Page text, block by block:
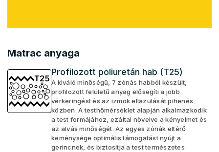
Matrac anyaga
Profilozott poliuretán hab (T25)
A kiváló minőségű, 7 zónás habból készült,
profilozott felületű anyag elősegíti a jobb
vérkeringést és az izmok ellazulását pihenés
közben. A testhőmérséklet alapján alkalmazkodik
a test formájához, ezáltal növelve a kényelmet és
az alvás minőségét. Az egyes zónák eltérő
keménysége optimális támogatást nyújt a
gerincnek, és biztosítja a test természetes